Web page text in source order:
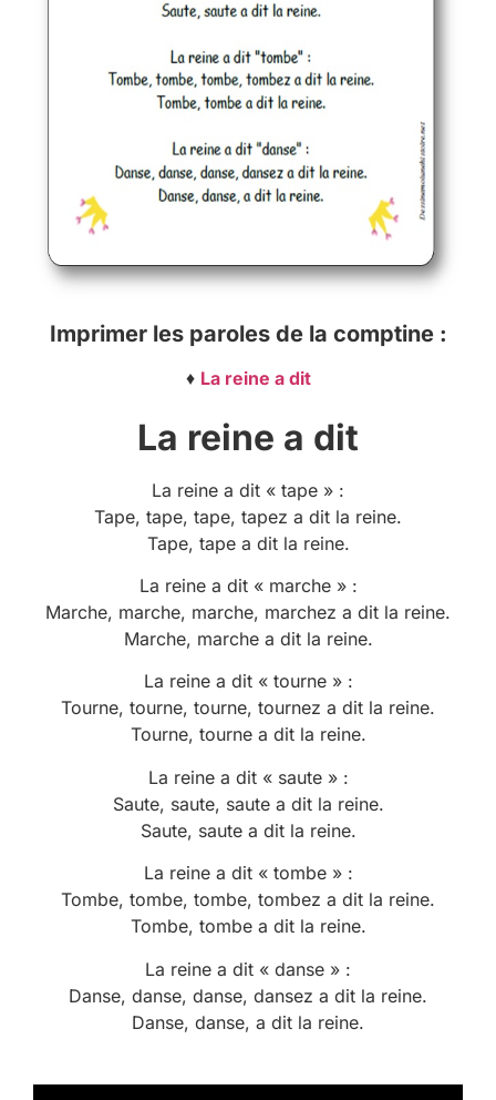
Imprimer les paroles de la comptine :
♦ La reine a dit
La reine a dit
La reine a dit « tape » :
Tape, tape, tape, tapez a dit la reine.
Tape, tape a dit la reine.
La reine a dit « marche » :
Marche, marche, marche, marchez a dit la reine.
Marche, marche a dit la reine.
La reine a dit « tourne » :
Tourne, tourne, tourne, tournez a dit la reine.
Tourne, tourne a dit la reine.
La reine a dit « saute » :
Saute, saute, saute a dit la reine.
Saute, saute a dit la reine.
La reine a dit « tombe » :
Tombe, tombe, tombe, tombez a dit la reine.
Tombe, tombe a dit la reine.
La reine a dit « danse » :
Danse, danse, danse, dansez a dit la reine.
Danse, danse, a dit la reine.